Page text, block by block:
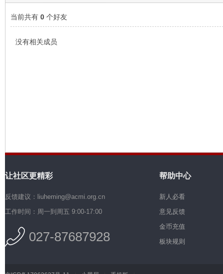
硅
当前共有 0 个好友
没有相关成员
让社区更精彩
反馈建议：liuheming@acmi.org.cn
工作时间：周一到周五 9:00-17:00
027-87687928
帮助中心
新人必看
意见反馈
金币充值
板块规则